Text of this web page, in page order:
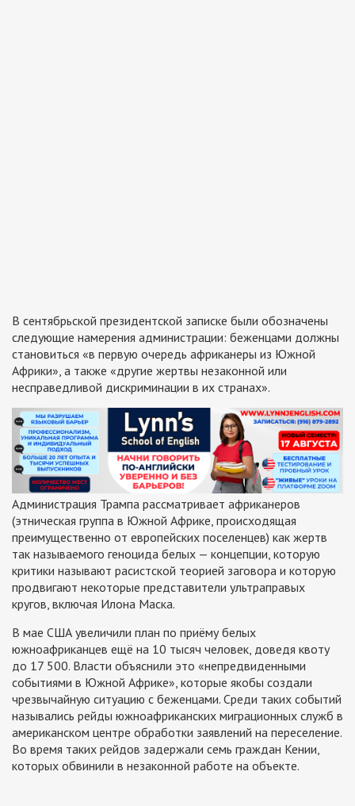
В сентябрьской президентской записке были обозначены
следующие намерения администрации: беженцами должны
становиться «в первую очередь африканеры из Южной
Африки», а также «другие жертвы незаконной или
несправедливой дискриминации в их странах».
Администрация Трампа рассматривает африканеров
(этническая группа в Южной Африке, происходящая
преимущественно от европейских поселенцев) как жертв
так называемого геноцида белых — концепции, которую
критики называют расистской теорией заговора и которую
продвигают некоторые представители ультраправых
кругов, включая Илона Маска.
В мае США увеличили план по приёму белых
южноафриканцев ещё на 10 тысяч человек, доведя квоту
до 17 500. Власти объяснили это «непредвиденными
событиями в Южной Африке», которые якобы создали
чрезвычайную ситуацию с беженцами. Среди таких событий
назывались рейды южноафриканских миграционных служб в
американском центре обработки заявлений на переселение.
Во время таких рейдов задержали семь граждан Кении,
которых обвинили в незаконной работе на объекте.